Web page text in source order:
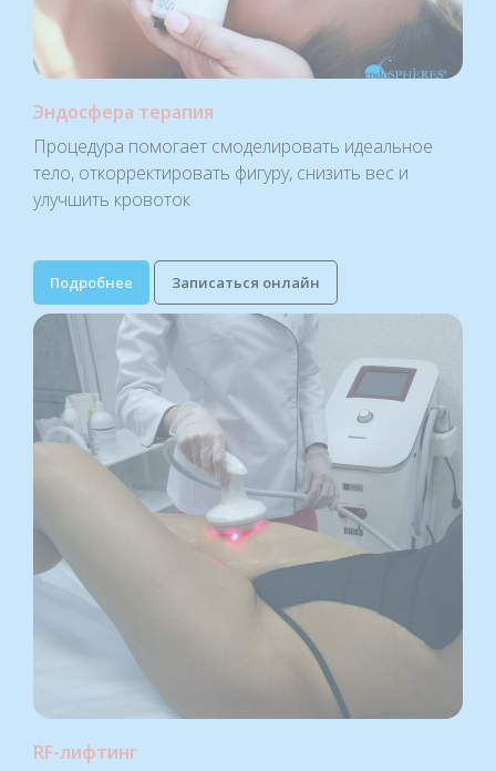
Эндосфера терапия
Процедура помогает смоделировать идеальное
тело, откорректировать фигуру, снизить вес и
улучшить кровоток
Подробнее Записаться онлайн
RF-лифтинг